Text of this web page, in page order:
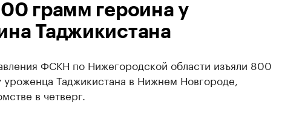
грамм героина у
Таджикистана
ФСКН по Нижегородской области изъяли 800
Таджикистана в Нижнем Новгороде,
в четверг.